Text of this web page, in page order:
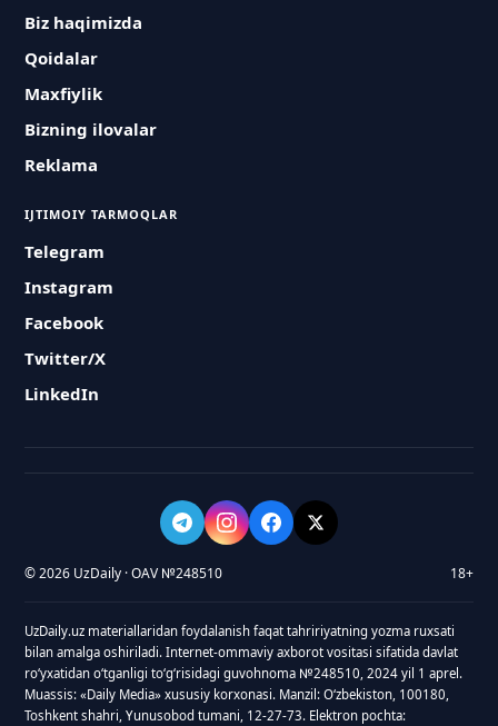
Biz haqimizda
Qoidalar
Maxfiylik
Bizning ilovalar
Reklama
IJTIMOIY TARMOQLAR
Telegram
Instagram
Facebook
Twitter/X
LinkedIn
© 2026 UzDaily · OAV №248510 18+
UzDaily.uz materiallaridan foydalanish faqat tahririyatning yozma ruxsati
bilan amalga oshiriladi. Internet-ommaviy axborot vositasi sifatida davlat
roʻyxatidan oʻtganligi toʻgʻrisidagi guvohnoma №248510, 2024 yil 1 aprel.
Muassis: «Daily Media» xususiy korxonasi. Manzil: Oʻzbekiston, 100180,
Toshkent shahri, Yunusobod tumani, 12-27-73. Elektron pochta: